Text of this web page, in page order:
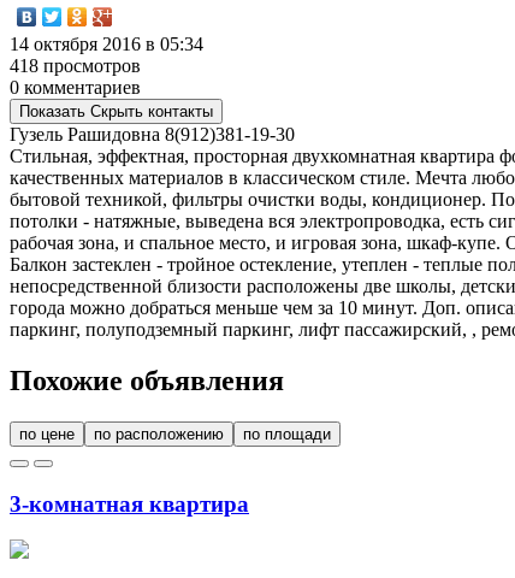
14 октября 2016 в 05:34
418 просмотров
0 комментариев
Показать Скрыть контакты
Гузель Рашидовна 8(912)381-19-30
Стильная, эффектная, просторная двухкомнатная
качественных материалов в классическом стиле. Мечта
бытовой техникой, фильтры очистки воды, кондиционер.
потолки - натяжные, выведена вся электропроводка, есть
рабочая зона, и спальное место, и игровая зона, шкаф-
Балкон застеклен - тройное остекление, утеплен - теплые
непосредственной близости расположены две школы,
города можно добраться меньше чем за 10 минут. Доп.
паркинг, полуподземный паркинг, лифт пассажирский, ,
Похожие объявления
по цене по расположению по площади
3-комнатная квартира